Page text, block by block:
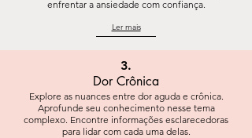
enfrentar a ansiedade com confiança.
Ler mais
3.
Dor Crônica
Explore as nuances entre dor aguda e crônica.
Aprofunde seu conhecimento nesse tema
complexo. Encontre informações esclarecedoras
para lidar com cada uma delas.